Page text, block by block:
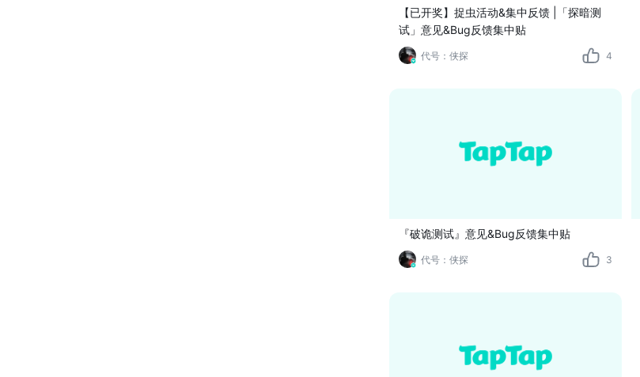
【已开奖】捉虫活动&集中反馈 |「探暗测
试」意见&Bug反馈集中贴
代号：侠探 4
『破诡测试』意见&Bug反馈集中贴
代号：侠探 3